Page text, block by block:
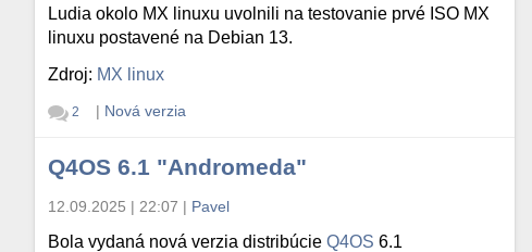
Ludia okolo MX linuxu uvolnili na testovanie prvé ISO MX
linuxu postavené na Debian 13.
Zdroj: MX linux
2 | Nová verzia
Q4OS 6.1 "Andromeda"
12.09.2025 | 22:07 | Pavel
Bola vydaná nová verzia distribúcieQ4OS 6.1